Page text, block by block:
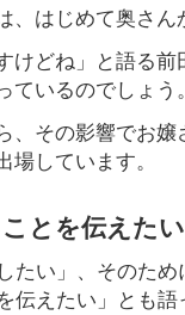
はじめて奥さ
けどね」と語る
いるのでしょう。
、その影響でお
しています。
とを伝えたい
たい」、そのた
えたい」とも語